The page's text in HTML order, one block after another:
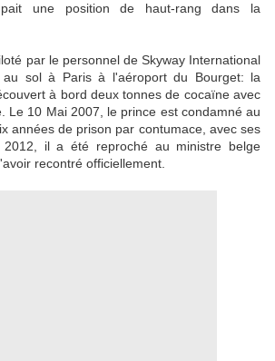
une position de haut-rang dans la
par le personnel de Skyway International
au sol à Paris à l'aéroport du Bourget: la
à bord deux tonnes de cocaïne avec
Le 10 Mai 2007, le prince est condamné au
années de prison par contumace, avec ses
2012, il a été reproché au ministre belge
recontré officiellement.